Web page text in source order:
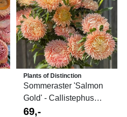
Plants of Distinction
Sommeraster 'Salmon
Gold' - Callistephus
chinensis
69,-